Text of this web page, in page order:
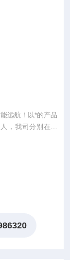
远航！以*的产品
，我司分别在上
位科研工作者。